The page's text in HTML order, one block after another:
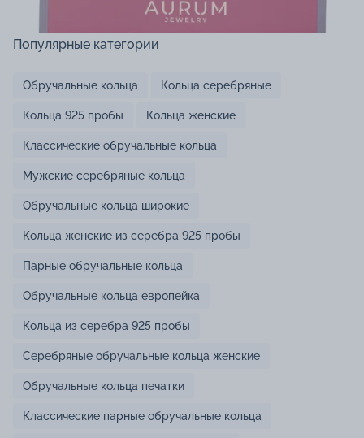
Популярные категории
Обручальные кольца Кольца серебряные
Кольца 925 пробы Кольца женские
Классические обручальные кольца
Мужские серебряные кольца
Обручальные кольца широкие
Кольца женские из серебра 925 пробы
Парные обручальные кольца
Обручальные кольца европейка
Кольца из серебра 925 пробы
Серебряные обручальные кольца женские
Обручальные кольца печатки
Классические парные обручальные кольца